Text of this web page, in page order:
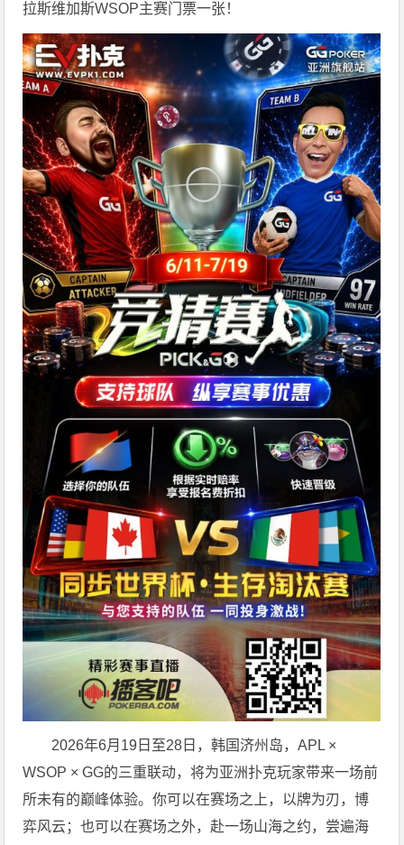
拉斯维加斯WSOP主赛门票一张！
2026年6月19日至28日，韩国济州岛，APL ×
WSOP × GG的三重联动，将为亚洲扑克玩家带来一场前
所未有的巅峰体验。你可以在赛场之上，以牌为刃，博
弈风云；也可以在赛场之外，赴一场山海之约，尝遍海